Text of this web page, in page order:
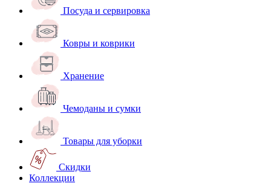
Посуда и сервировка
Ковры и коврики
Хранение
Чемоданы и сумки
Товары для уборки
Скидки
Коллекции